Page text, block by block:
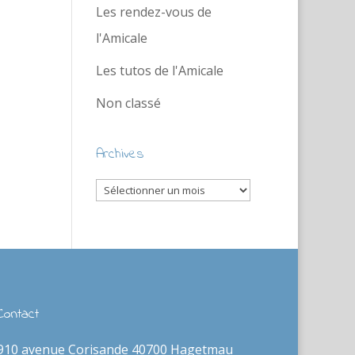
Les rendez-vous de
l'Amicale
Les tutos de l'Amicale
Non classé
Archives
Archives
avenue Corisande 40700 Hagetmau